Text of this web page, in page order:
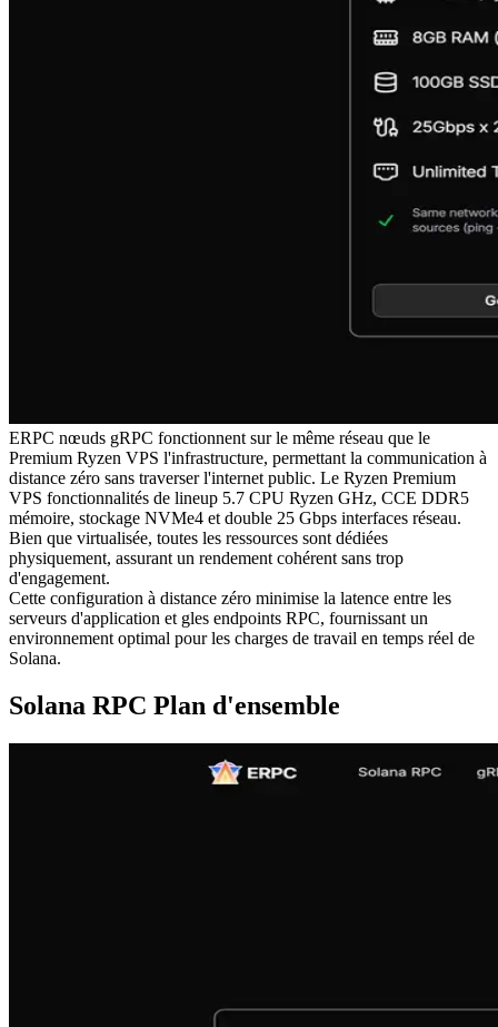
ERPC nœuds gRPC fonctionnent sur le même réseau que le
Premium Ryzen VPS l'infrastructure, permettant la communication à
distance zéro sans traverser l'internet public. Le Ryzen Premium
VPS fonctionnalités de lineup 5.7 CPU Ryzen GHz, CCE DDR5
mémoire, stockage NVMe4 et double 25 Gbps interfaces réseau.
Bien que virtualisée, toutes les ressources sont dédiées
physiquement, assurant un rendement cohérent sans trop
d'engagement.
Cette configuration à distance zéro minimise la latence entre les
serveurs d'application et gles endpoints RPC, fournissant un
environnement optimal pour les charges de travail en temps réel de
Solana.
Solana RPC Plan d'ensemble